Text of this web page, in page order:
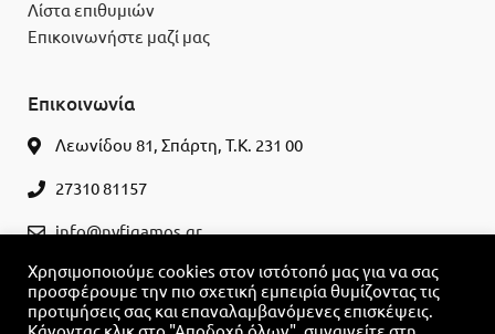
Λίστα επιθυμιών
Επικοινωνήστε μαζί μας
Επικοινωνία
Λεωνίδου 81, Σπάρτη, Τ.Κ. 231 00
27310 81157
info@nyfigamos.gr
ΚΛΕΊΣΤΕ ΡΑΝΤΕΒΟΎ
Χρησιμοποιούμε cookies στον ιστότοπό μας για να σας
προσφέρουμε την πιο σχετική εμπειρία θυμίζοντας τις
προτιμήσεις σας και επαναλαμβανόμενες επισκέψεις.